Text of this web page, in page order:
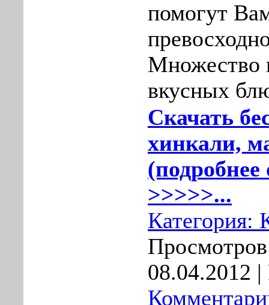
помогут
Множество
вкусных
Скачать
хинкали,
(подробнее
>>>>>...
Категория:
08.04.2012 |